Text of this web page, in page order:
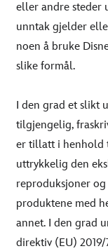
eller andre steder
unntak gjelder
noen å bruke
slike formål.
I den grad et slikt
tilgjengelig,
er tillatt i henhold
uttrykkelig den
reproduksjoner
produktene med
annet. I den grad
direktiv (EU)